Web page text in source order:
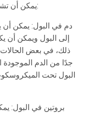
يمكن أن تشمل أعراض المتلازمة الكُلى الكبيبية:
دم في البول: يمكن أن
إلى البول ويمكن أن
ذلك، في بعض
جدًا من الدم
البول تحت
بروتين في البول: